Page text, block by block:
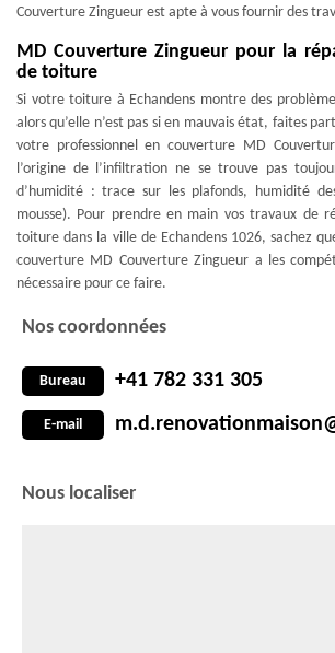
Couverture Zingueur est apte à vous fournir des
MD Couverture Zingueur pour la
de toiture
Si votre toiture à Echandens montre des
alors qu’elle n’est pas si en mauvais état, faites
votre professionnel en couverture MD
l’origine de l’infiltration ne se trouve pas
d’humidité : trace sur les plafonds, humidité
mousse). Pour prendre en main vos travaux de
toiture dans la ville de Echandens 1026, sachez
couverture MD Couverture Zingueur a les
nécessaire pour ce faire.
Nos coordonnées
Bureau +41 782 331 305
E-mail
Nous localiser